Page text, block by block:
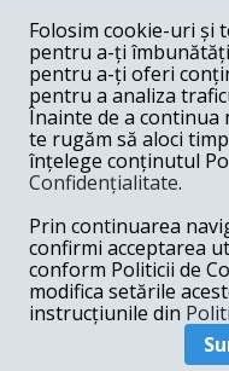
COMENTARII
Nume
Email
Postează comentariu
Folosim cookie-uri și
pentru a-ți
pentru a-ți oferi
pentru a analiza
Înainte de a continua
te rugăm să aloci
înțelege conținutul
Confidențialitate.
Prin continuarea
confirmi acceptarea
conform Politicii de
modifica setările
instrucțiunile din